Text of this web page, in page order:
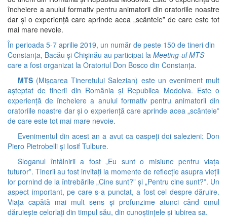
încheiere a anului formativ pentru animatorii din oratoriile noastre
dar și o experiență care aprinde acea „scânteie” de care este tot
mai mare nevoie.
În perioada 5-7 aprilie 2019, un număr de peste 150 de tineri din
Constanța, Bacău și Chișinău au participat la Meeting-ul MTS
care a fost organizat la Oratoriul Don Bosco din Constanța.
MTS (Mișcarea Tineretului Salezian) este un eveniment mult
așteptat de tinerii din România și Republica Modolva. Este o
experiență de încheiere a anului formativ pentru animatorii din
oratoriile noastre dar și o experiență care aprinde acea „scânteie”
de care este tot mai mare nevoie.
Evenimentul din acest an a avut ca oaspeți doi salezieni: Don
Piero Pietrobelli și Iosif Tulbure.
Sloganul întâlnirii a fost „Eu sunt o misiune pentru viața
tuturor”. Tinerii au fost invitați la momente de reflecție asupra vieții
lor pornind de la întrebările „Cine sunt?” și „Pentru cine sunt?”. Un
aspect important, pe care s-a punctat, a fost cel despre dăruire.
Viața capătă mai mult sens și profunzime atunci când omul
dăruiește celorlați din timpul său, din cunoștințele și iubirea sa.